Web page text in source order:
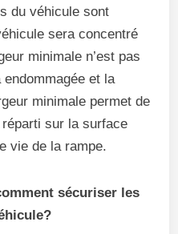
du véhicule sont
sera concentré
minimale n’est pas
et la
minimale permet de
sur la surface
vie de la rampe.
sécuriser les